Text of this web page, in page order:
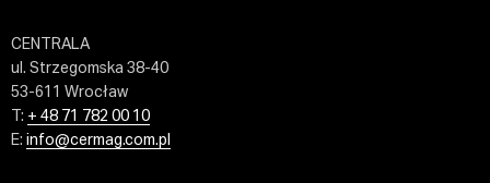
CENTRALA
ul. Strzegomska 38-40
53-611 Wrocław
T: + 48 71 782 00 10
E: info@cermag.com.pl